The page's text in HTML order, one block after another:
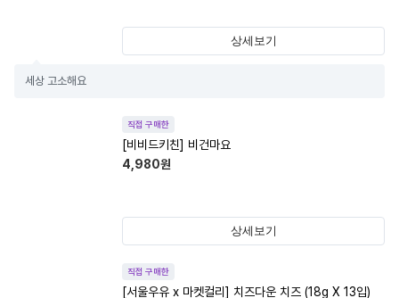
상세보기
세상 고소해요
직접 구매한
[비비드키친] 비건마요
4,980원
상세보기
직접 구매한
[서울우유 x 마켓컬리] 치즈다운 치즈 (18g X 13입)